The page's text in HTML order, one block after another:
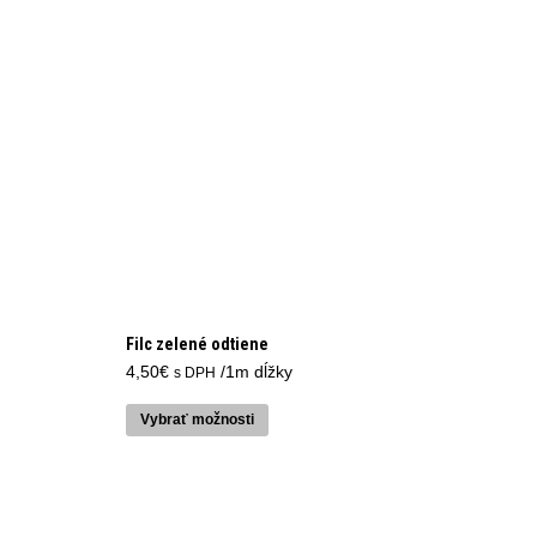
Filc zelené odtiene
4,50€ s DPH /1m dĺžky
Vybrať možnosti
má